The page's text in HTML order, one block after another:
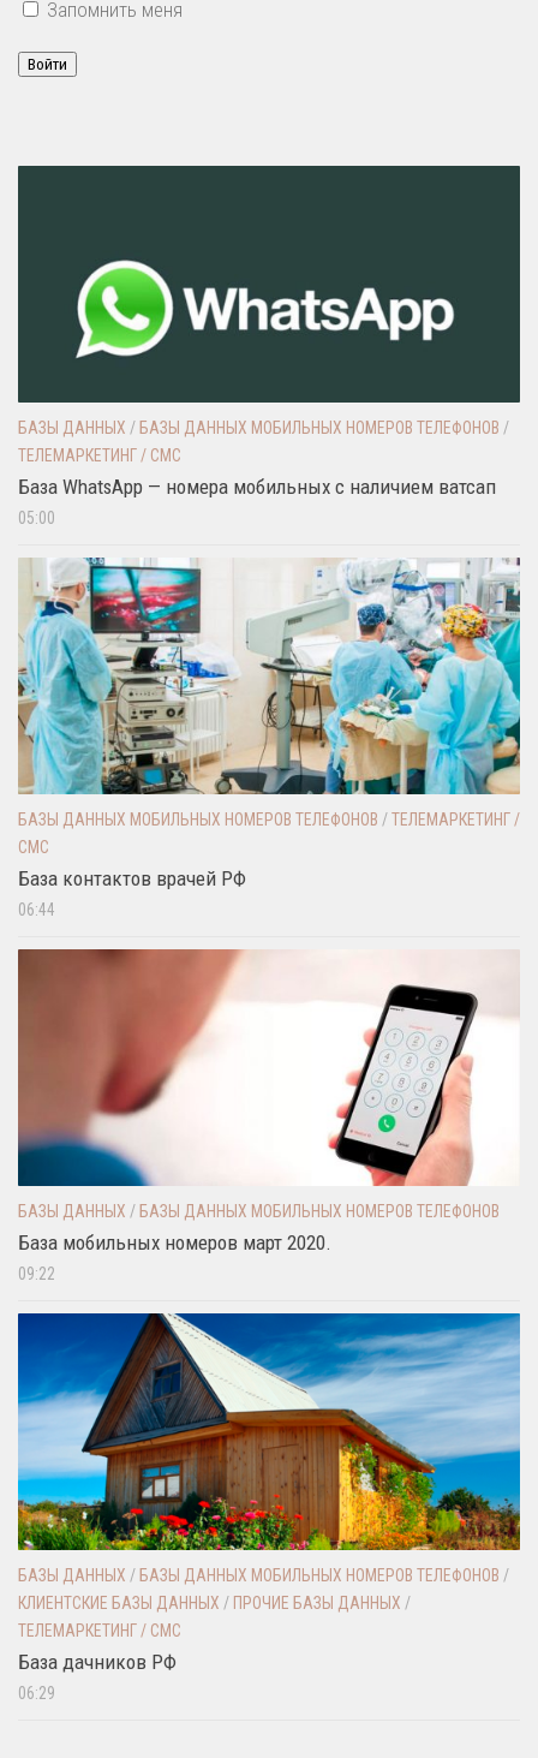
Запомнить меня
Войти
БАЗЫ ДАННЫХ / БАЗЫ ДАННЫХ МОБИЛЬНЫХ НОМЕРОВ ТЕЛЕФОНОВ /
ТЕЛЕМАРКЕТИНГ / СМС
База WhatsApp — номера мобильных с наличием ватсап
05:00
БАЗЫ ДАННЫХ МОБИЛЬНЫХ НОМЕРОВ ТЕЛЕФОНОВ /ТЕЛЕМАРКЕТИНГ /
СМС
База контактов врачей РФ
06:44
БАЗЫ ДАННЫХ / БАЗЫ ДАННЫХ МОБИЛЬНЫХ НОМЕРОВ ТЕЛЕФОНОВ
База мобильных номеров март 2020.
09:22
БАЗЫ ДАННЫХ / БАЗЫ ДАННЫХ МОБИЛЬНЫХ НОМЕРОВ ТЕЛЕФОНОВ /
КЛИЕНТСКИЕ БАЗЫ ДАННЫХ / ПРОЧИЕ БАЗЫ ДАННЫХ /
ТЕЛЕМАРКЕТИНГ / СМС
База дачников РФ
06:29